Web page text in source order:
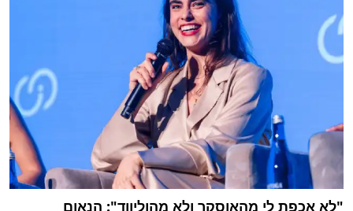
"לא אכפת לי מהאוסקר ולא מהוליווד": הנאום